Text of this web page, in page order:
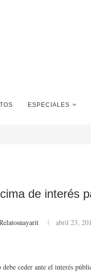
ESPECIALES
de interés
abril 23,
ceder ante el interés